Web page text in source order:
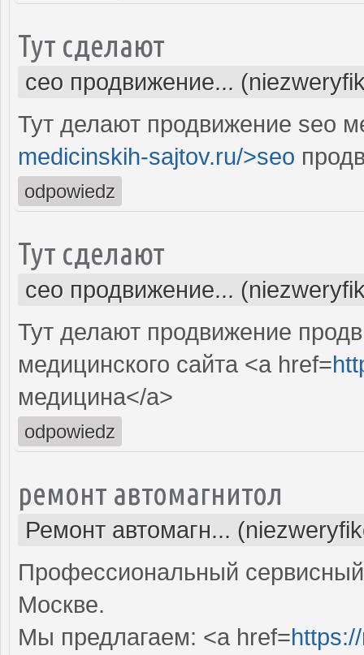
Тут сделают
сео продвижение...
Тут делают продвижение seo
medicinskih-sajtov.ru/>seo
odpowiedz
Тут сделают
сео продвижение...
Тут делают продвижение
медицинского сайта <a href=
медицина</a>
odpowiedz
ремонт автомагнитол
Ремонт автомагн...
Профессиональный
Москве.
Мы предлагаем: <a href=